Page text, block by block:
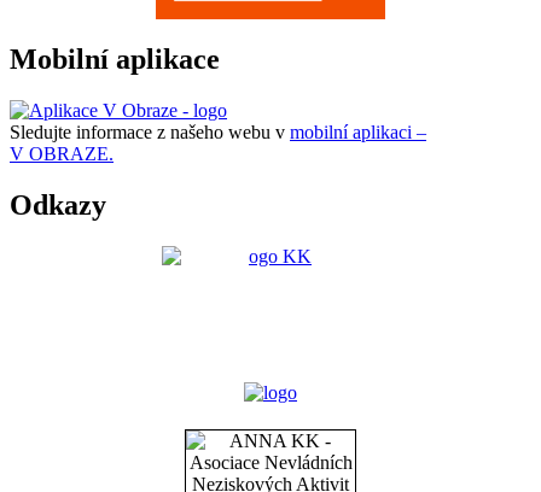
Mobilní aplikace
Sledujte informace z našeho webu v mobilní aplikaci –
V OBRAZE.
Odkazy